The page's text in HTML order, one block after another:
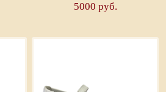
5000 руб.